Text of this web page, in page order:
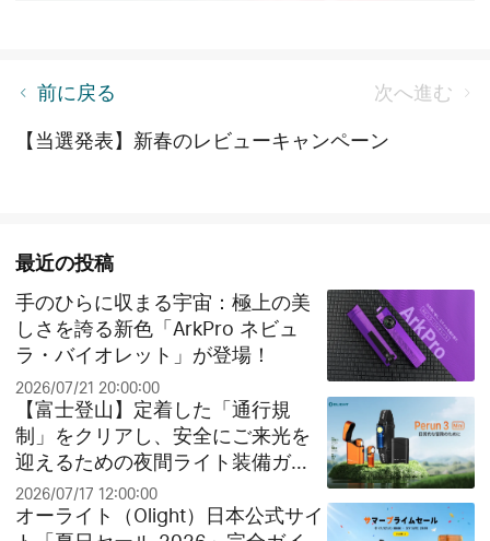
前に戻る 次へ進む
【製品比較】i3T EOSとi3T Plus、どちらを選びます
【当選発表】新春のレビューキャンペーン
最近の投稿
手のひらに収まる宇宙：極上の美
しさを誇る新色「ArkPro ネビュ
ラ・バイオレット」が登場！
2026/07/21 20:00:00
【富士登山】定着した「通行規
制」をクリアし、安全にご来光を
迎えるための夜間ライト装備ガイ
ド
2026/07/17 12:00:00
オーライト（Olight）日本公式サイ